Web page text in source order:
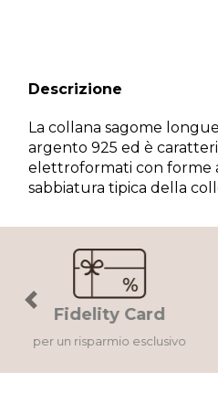
Descrizione
La collana sagome
argento 925 ed è
elettroformati con forme
sabbiatura tipica della
per
Previous
Wishlist
Annulla